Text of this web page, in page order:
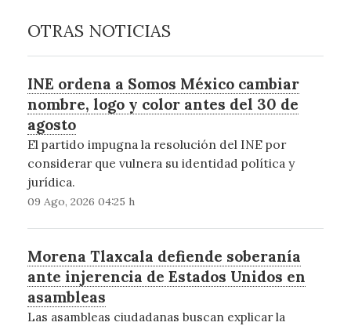
OTRAS NOTICIAS
INE ordena a Somos México cambiar
nombre, logo y color antes del 30 de
agosto
El partido impugna la resolución del INE por
considerar que vulnera su identidad política y
jurídica.
09 Ago, 2026 04:25 h
Morena Tlaxcala defiende soberanía
ante injerencia de Estados Unidos en
asambleas
Las asambleas ciudadanas buscan explicar la